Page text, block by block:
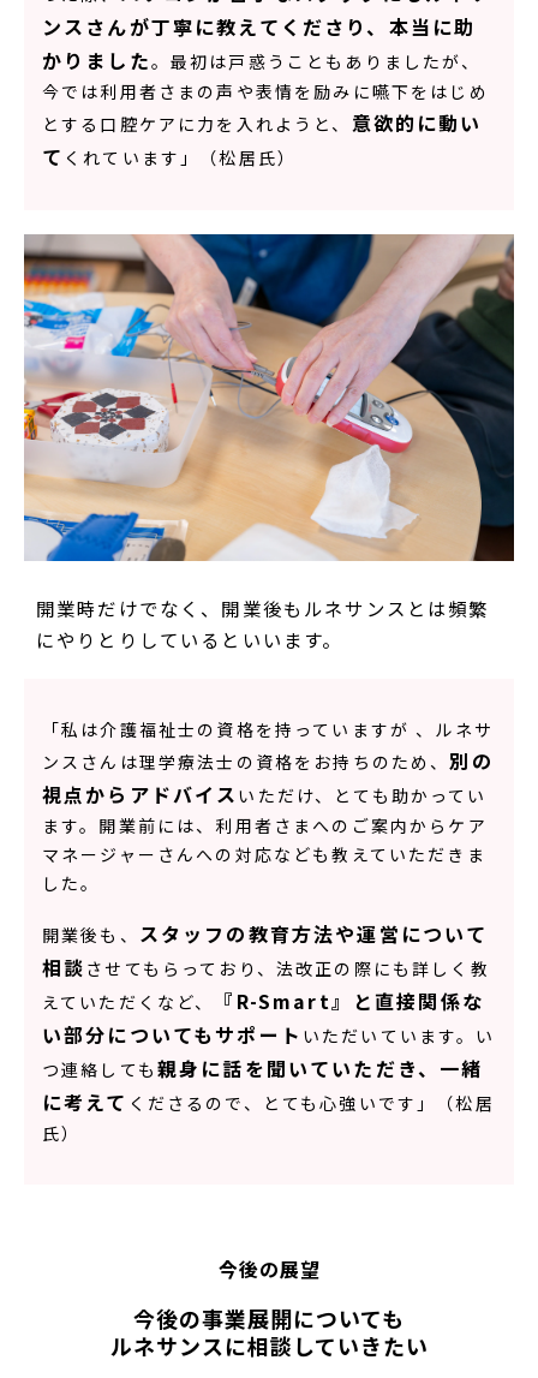
ンスさんが丁寧に教えてくださり、本当に助
かりました。最初は戸惑うこともありましたが、
今では利用者さまの声や表情を励みに嚥下をはじめ
とする口腔ケアに力を入れようと、 意欲的に動い
て くれています」（松居氏）
開業時だけでなく、開業後もルネサンスとは頻繁
にやりとりしているといいます。
「私は介護福祉士の資格を持っていますが 、ルネサ
ンスさんは理学療法士の資格をお持ちのため、別の
視点からアドバイス いただけ、とても助かってい
ます。開業前には、利用者さまへのご案内からケア
マネージャーさんへの対応なども教えていただきま
した。
開業後も、 スタッフの教育方法や運営について
相談 させてもらっており、法改正の際にも詳しく教
えていただくなど、
『R-Smart』と直接関係な
い部分についてもサポート いただいています。い
つ連絡しても 親身に話を聞いていただき、一緒
に考えて くださるので、とても心強いです」（松居
氏）
今後の展望
今後の事業展開についても
ルネサンスに相談していきたい